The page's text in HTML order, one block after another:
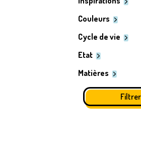
Couleurs
Cycle de vie
Etat
Matières